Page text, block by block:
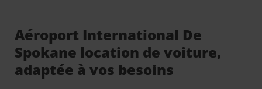
Aéroport International De
Spokane location de voiture,
adaptée à vos besoins